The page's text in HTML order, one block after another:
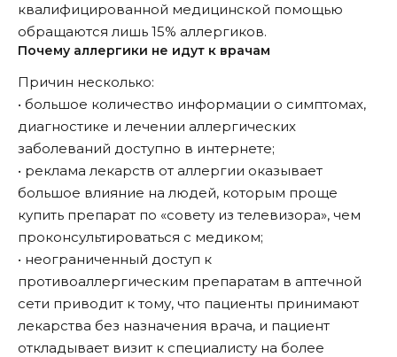
квалифицированной медицинской помощью
обращаются лишь 15% аллергиков.
Почему аллергики не идут к врачам
Причин несколько:
• большое количество информации о симптомах,
диагностике и лечении аллергических
заболеваний доступно в интернете;
• реклама лекарств от аллергии оказывает
большое влияние на людей, которым проще
купить препарат по «совету из телевизора», чем
проконсультироваться с медиком;
• неограниченный доступ к
противоаллергическим препаратам в аптечной
сети приводит к тому, что пациенты принимают
лекарства без назначения врача, и пациент
откладывает визит к специалисту на более